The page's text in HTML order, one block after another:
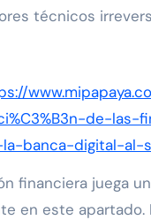
técnicos
de-las-
banca-digital-al-
financiera juega
en este apartado.